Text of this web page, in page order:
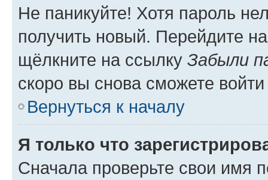
Не паникуйте! Хотя пароль
получить новый. Перейдите
щёлкните на ссылку Забыли
скоро вы снова сможете
Вернуться к началу
Я только что
Сначала проверьте свои имя